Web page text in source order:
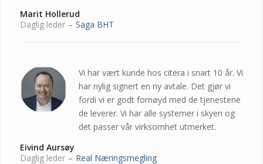
Marit Hollerud
Daglig leder – Saga BHT
Vi har vært kunde hos citera i snart 10 år. Vi
har nylig signert en ny avtale. Det gjør vi
fordi vi er godt fornøyd med de tjenestene
de leverer. Vi har alle systemer i skyen og
det passer vår virksomhet utmerket.
Eivind Aursøy
Daglig leder – Real Næringsmegling